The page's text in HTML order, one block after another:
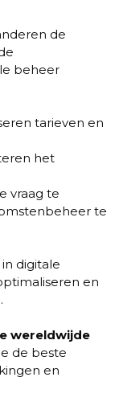
de
beheer
tarieven en
het
vraag te
te
digitale
en
wereldwijde
de beste
en